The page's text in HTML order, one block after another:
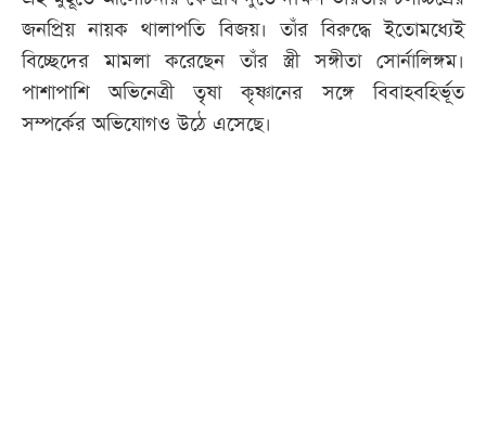
সব
বিভাগ
জনপ্রিয় নায়ক থালাপতি বিজয়। তাঁর বিরুদ্ধে ইতোমধ্যেই
বিচ্ছেদের মামলা করেছেন তাঁর স্ত্রী সঙ্গীতা সোর্নালিঙ্গম।
পাশাপাশি অভিনেত্রী তৃষা কৃষ্ণানের সঙ্গে বিবাহবহির্ভূত
সম্পর্কের অভিযোগও উঠে এসেছে।